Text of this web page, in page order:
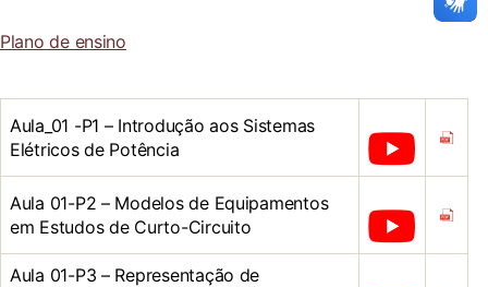
Plano de ensino
Aula_01 -P1 – Introdução aos Sistemas
Elétricos de Potência
Aula 01-P2 – Modelos de Equipamentos
em Estudos de Curto-Circuito
Aula 01-P3 – Representação de